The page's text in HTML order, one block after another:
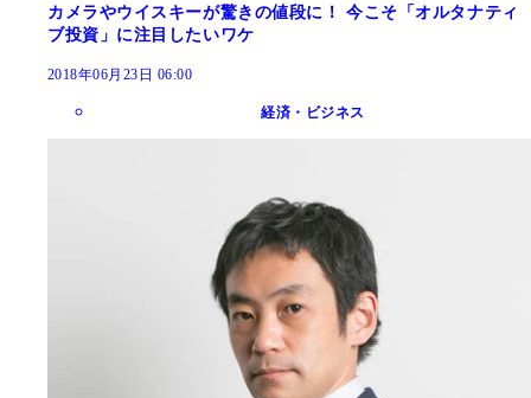
カメラやウイスキーが驚きの値段に！ 今こそ「オルタナティ
ブ投資」に注目したいワケ
2018年06月23日 06:00
経済・ビジネス